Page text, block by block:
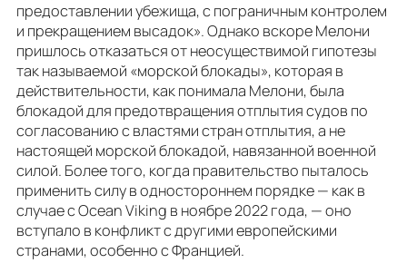
предоставлении убежища, с пограничным контролем
и прекращением высадок». Однако вскоре Мелони
пришлось отказаться от неосуществимой гипотезы
так называемой «морской блокады», которая в
действительности, как понимала Мелони, была
блокадой для предотвращения отплытия судов по
согласованию с властями стран отплытия, а не
настоящей морской блокадой, навязанной военной
силой. Более того, когда правительство пыталось
применить силу в одностороннем порядке — как в
случае с Ocean Viking в ноябре 2022 года, — оно
вступало в конфликт с другими европейскими
странами, особенно с Францией.